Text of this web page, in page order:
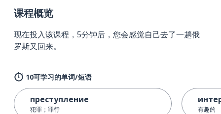
课程概览
现在投入该课程，5分钟后，您会感觉自己去了一趟俄
罗斯又回来。
10可学习的单词/短语
преступление
犯罪；罪行 有趣的